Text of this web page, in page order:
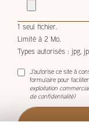
1 seul fichier.
Limité à 2 Mo.
Types autorisés : jpg,
J'autorise ce site à
formulaire pour
exploitation
de confidentialité)